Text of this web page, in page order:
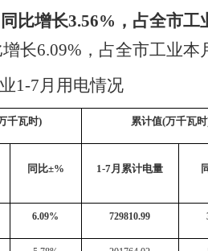
同比增长3.56% ， 占全市工
增长6.09% ， 占全市工业本
1-7月用电情况
千瓦时) 累计值(万千瓦
同比±% 1-7月累计电量
6.09% 729810.99